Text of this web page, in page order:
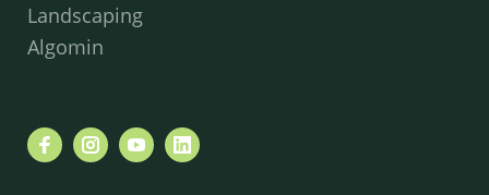
Landscaping
Algomin